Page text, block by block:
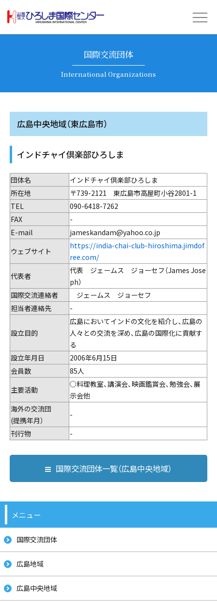
国際交流団体
International Organizations
広島中央地域（東広島市）
インドチャイ倶楽部ひろしま
団体名
インドチャイ倶楽部ひろしま
所在地
〒739-2121 東広島市高屋町小谷2801-1
TEL
090-6418-7262
FAX
-
E-mail
jameskandam@yahoo.co.jp
ウェブサイト
https://india-chai-club-hiroshima.jimdof
ree.com/
代表者
代表 ジェームス ジョーセフ（James Jose
ph）
国際交流連絡者
ジェームス ジョーセフ
担当者連絡先
-
設立目的
広島においてインドの文化を紹介し、広島の
人々との交流を深め、広島の国際化に貢献す
る
設立年月日
2006年6月15日
会員数
85人
主要活動
○料理教室、講演会、映画鑑賞会、勉強会、展
示会他
海外の交流団
(提携年月）
-
刊行物
-
国際交流団体一覧（広島中央地域）
メニュー
国際交流団体
広島地域
広島中央地域